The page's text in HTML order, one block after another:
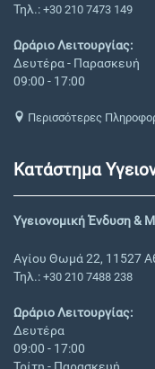
Τηλ.: +30 210 7473 149
Ωράριο Λειτουργίας:
Δευτέρα - Παρασκευή
09:00 - 17:00
Περισσότερες
Κατάστημα
Υγειονομική Ένδυση &
Αγίου Θωμά 22, 11527
Τηλ.: +30 210 7488 238
Ωράριο Λειτουργίας:
Δευτέρα
09:00 - 17:00